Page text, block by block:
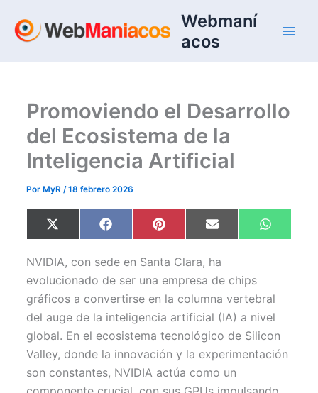
contenido
Webmaní
acos
Promoviendo el Desarrollo
del Ecosistema de la
Inteligencia Artificial
Por MyR/18 febrero 2026
Compartir
en
X
(
w
i
t
t
e
)
Compartir
en
F
a
e
b
o
o
k
Compartir
en
P
i
t
e
r
e
s
Compartir
en
E
m
i
l
en
W
h
p
NVIDIA, con sede en Santa Clara, ha
evolucionado de ser una empresa de chips
gráficos a convertirse en la columna vertebral
del auge de la inteligencia artificial (IA) a nivel
global. En el ecosistema tecnológico de Silicon
Valley, donde la innovación y la experimentación
son constantes, NVIDIA actúa como un